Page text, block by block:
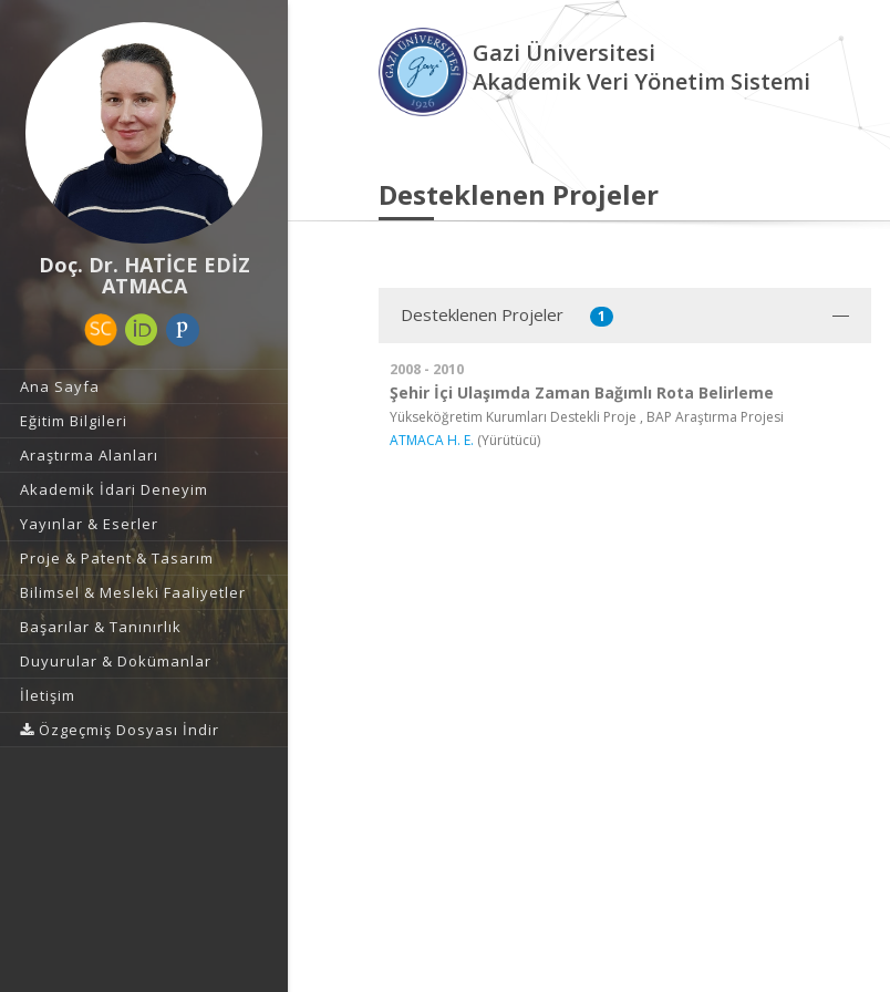
Doç. Dr. HATİCE EDİZ
ATMACA
Ana Sayfa
Eğitim Bilgileri
Araştırma Alanları
Akademik İdari Deneyim
Yayınlar & Eserler
Proje & Patent & Tasarım
Bilimsel & Mesleki Faaliyetler
Başarılar & Tanınırlık
Duyurular & Dokümanlar
İletişim
Özgeçmiş Dosyası İndir
Gazi Üniversitesi
Akademik Veri Yönetim Sistemi
Desteklenen Projeler
Desteklenen Projeler 1
2008 - 2010
Şehir İçi Ulaşımda Zaman Bağımlı Rota Belirleme
Yükseköğretim Kurumları Destekli Proje , BAP Araştırma Projesi
ATMACA H. E. (Yürütücü)